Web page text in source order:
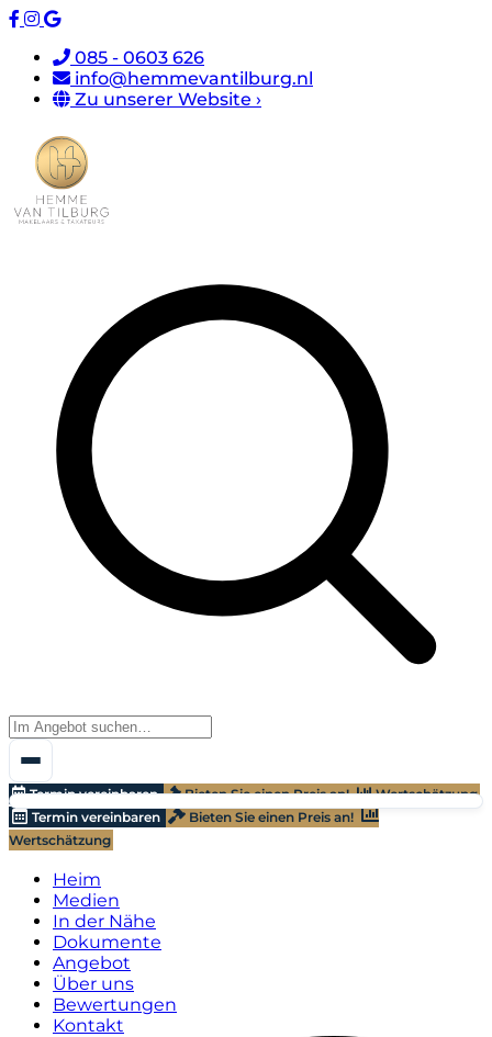
085 - 0603 626
info@hemmevantilburg.nl
Zu unserer Website ›
Termin vereinbaren Bieten Sie einen Preis an!
Wertschätzung
Termin vereinbaren
Bieten Sie einen Preis an!
Wertschätzung
Heim
Medien
In der Nähe
Dokumente
Angebot
Über uns
Bewertungen
Kontakt